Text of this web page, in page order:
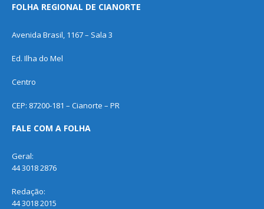
FOLHA REGIONAL DE CIANORTE
Avenida Brasil, 1167 – Sala 3
Ed. Ilha do Mel
Centro
CEP: 87200-181 – Cianorte – PR
FALE COM A FOLHA
Geral:
44 3018 2876
Redação:
44 3018 2015